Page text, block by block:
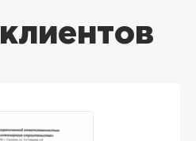
клиентов